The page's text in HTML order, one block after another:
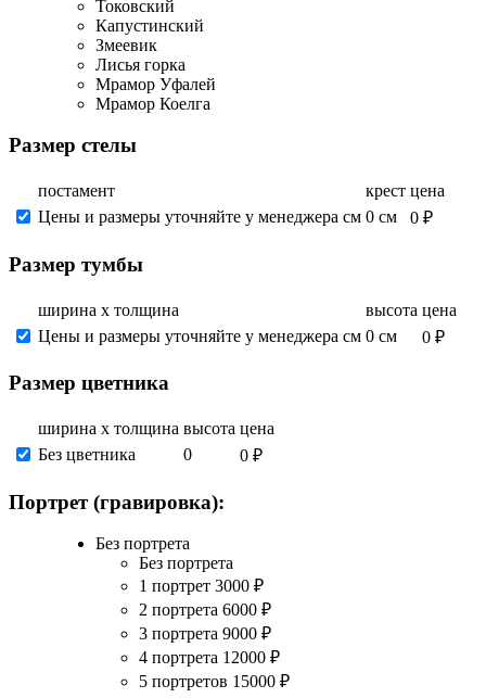
Токовский
Капустинский
Змеевик
Лисья горка
Мрамор Уфалей
Мрамор Коелга
Размер стелы
постамент крест цена
Цены и размеры уточняйте у менеджера см 0 см 0 ₽
Размер тумбы
ширина х толщина высота цена
Цены и размеры уточняйте у менеджера см 0 см 0 ₽
Размер цветника
ширина х толщина высота цена
Без цветника
0 0 ₽
Портрет (гравировка):
Без портрета
Без портрета
1 портрет 3000 ₽
2 портрета 6000 ₽
3 портрета 9000 ₽
4 портрета 12000 ₽
5 портретов 15000 ₽